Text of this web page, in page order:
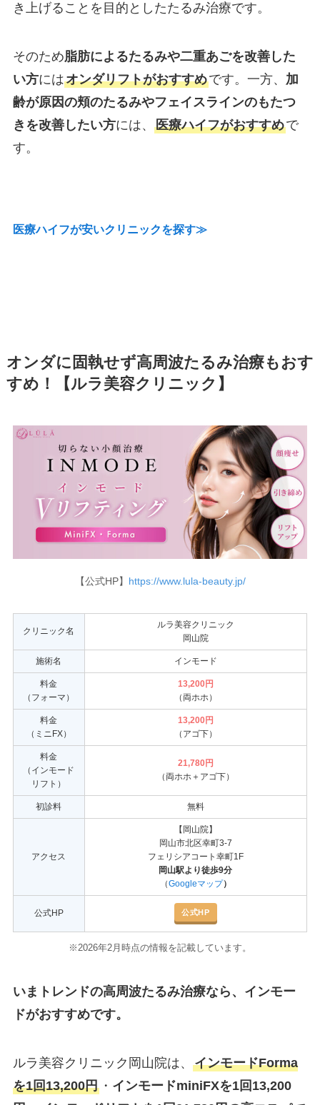
き上げることを目的としたたるみ治療です。
そのため脂肪によるたるみや二重あごを改善した
い方にはオンダリフトがおすすめです。一方、 加
齢が原因の頬のたるみやフェイスラインのもたつ
きを改善したい方には、 医療ハイフがおすすめで
す。
医療ハイフが安いクリニックを探す≫
オンダに固執せず高周波たるみ治療もおす
すめ！【ルラ美容クリニック】
【公式HP】 https://www.lula-beauty.jp/
クリニック名
ルラ美容クリニック
岡山院
施術名 インモード
料金
（フォーマ）
13,200円
（両ホホ）
料金
（ミニFX）
13,200円
（アゴ下）
料金
（インモード
リフト）
21,780円
（両ホホ＋アゴ下）
初診料 無料
アクセス
【岡山院】
岡山市北区幸町3-7
フェリシアコート幸町1F
岡山駅より徒歩9分
（Googleマップ）
公式HP 公式HP
※2026年2月時点の情報を記載しています。
いまトレンドの高周波たるみ治療なら、インモー
ドがおすすめです。
ルラ美容クリニック岡山院は、 インモードForma
を1回13,200円・ インモードminiFXを1回13,200